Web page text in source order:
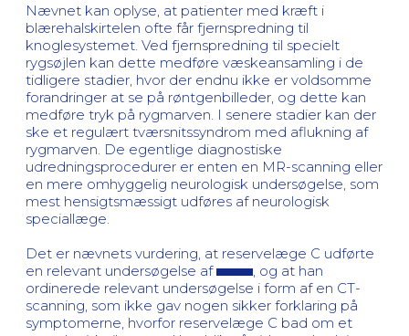
Nævnet kan oplyse, at patienter med kræft i
blærehalskirtelen ofte får fjernspredning til
knoglesystemet. Ved fjernspredning til specielt
rygsøjlen kan dette medføre væskeansamling i de
tidligere stadier, hvor der endnu ikke er voldsomme
forandringer at se på røntgenbilleder, og dette kan
medføre tryk på rygmarven. I senere stadier kan der
ske et regulært tværsnitssyndrom med aflukning af
rygmarven. De egentlige diagnostiske
udredningsprocedurer er enten en MR-scanning eller
en mere omhyggelig neurologisk undersøgelse, som
mest hensigtsmæssigt udføres af neurologisk
speciallæge.
Det er nævnets vurdering, at reservelæge C udførte
en relevant undersøgelse af
, og at han
ordinerede relevant undersøgelse i form af en CT-
scanning, som ikke gav nogen sikker forklaring på
symptomerne, hvorfor reservelæge C bad om et